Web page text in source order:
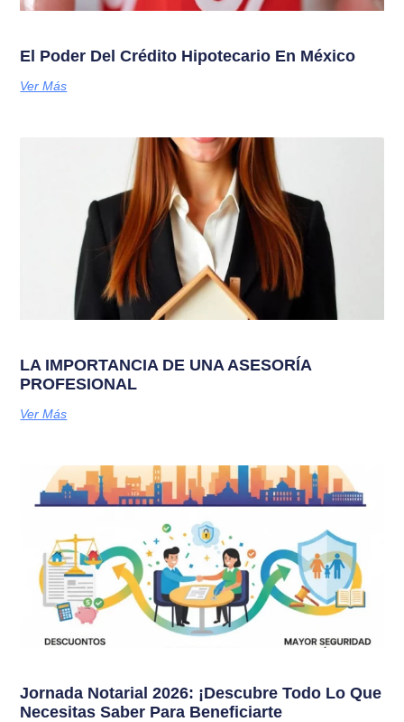
El Poder Del Crédito Hipotecario En México
Ver Más
LA IMPORTANCIA DE UNA ASESORÍA
PROFESIONAL
Ver Más
Jornada Notarial 2026: ¡Descubre Todo Lo Que
Necesitas Saber Para Beneficiarte